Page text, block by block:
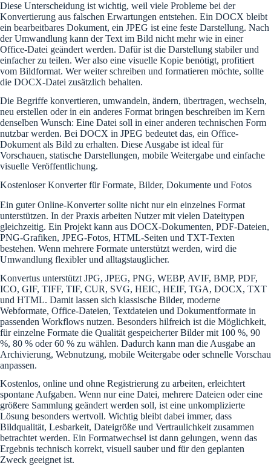
Diese Unterscheidung ist wichtig, weil viele Probleme bei der
Konvertierung aus falschen Erwartungen entstehen. Ein DOCX bleibt
ein bearbeitbares Dokument, ein JPEG ist eine feste Darstellung. Nach
der Umwandlung kann der Text im Bild nicht mehr wie in einer
Office-Datei geändert werden. Dafür ist die Darstellung stabiler und
einfacher zu teilen. Wer also eine visuelle Kopie benötigt, profitiert
vom Bildformat. Wer weiter schreiben und formatieren möchte, sollte
die DOCX-Datei zusätzlich behalten.
Die Begriffe konvertieren, umwandeln, ändern, übertragen, wechseln,
neu erstellen oder in ein anderes Format bringen beschreiben im Kern
denselben Wunsch: Eine Datei soll in einer anderen technischen Form
nutzbar werden. Bei DOCX in JPEG bedeutet das, ein Office-
Dokument als Bild zu erhalten. Diese Ausgabe ist ideal für
Vorschauen, statische Darstellungen, mobile Weitergabe und einfache
visuelle Veröffentlichung.
Kostenloser Konverter für Formate, Bilder, Dokumente und Fotos
Ein guter Online-Konverter sollte nicht nur ein einzelnes Format
unterstützen. In der Praxis arbeiten Nutzer mit vielen Dateitypen
gleichzeitig. Ein Projekt kann aus DOCX-Dokumenten, PDF-Dateien,
PNG-Grafiken, JPEG-Fotos, HTML-Seiten und TXT-Texten
bestehen. Wenn mehrere Formate unterstützt werden, wird die
Umwandlung flexibler und alltagstauglicher.
Konvertus unterstützt JPG, JPEG, PNG, WEBP, AVIF, BMP, PDF,
ICO, GIF, TIFF, TIF, CUR, SVG, HEIC, HEIF, TGA, DOCX, TXT
und HTML. Damit lassen sich klassische Bilder, moderne
Webformate, Office-Dateien, Textdateien und Dokumentformate in
passenden Workflows nutzen. Besonders hilfreich ist die Möglichkeit,
für einzelne Formate die Qualität gespeicherter Bilder mit 100 %, 90
%, 80 % oder 60 % zu wählen. Dadurch kann man die Ausgabe an
Archivierung, Webnutzung, mobile Weitergabe oder schnelle Vorschau
anpassen.
Kostenlos, online und ohne Registrierung zu arbeiten, erleichtert
spontane Aufgaben. Wenn nur eine Datei, mehrere Dateien oder eine
größere Sammlung geändert werden soll, ist eine unkomplizierte
Lösung besonders wertvoll. Wichtig bleibt dabei immer, dass
Bildqualität, Lesbarkeit, Dateigröße und Vertraulichkeit zusammen
betrachtet werden. Ein Formatwechsel ist dann gelungen, wenn das
Ergebnis technisch korrekt, visuell sauber und für den geplanten
Zweck geeignet ist.